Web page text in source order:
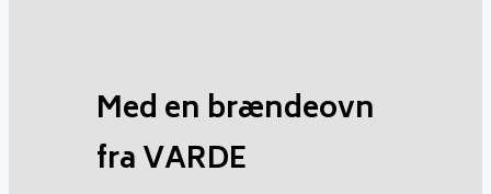
Med en brændeovn
fra VARDE